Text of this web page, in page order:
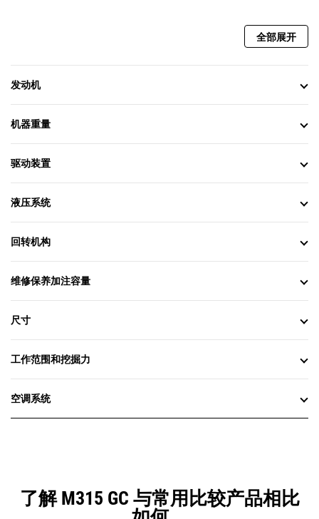
全部展开
发动机
机器重量
驱动装置
液压系统
回转机构
维修保养加注容量
尺寸
工作范围和挖掘力
空调系统
了解 M315 GC 与常用比较产品相比